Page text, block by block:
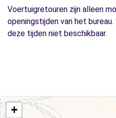
Voertuigretouren zijn alleen
openingstijden van het
deze tijden niet beschikbaar.
+